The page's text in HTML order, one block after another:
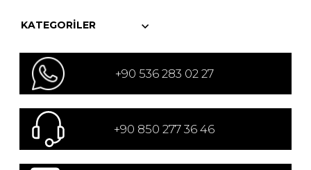
KATEGORILER
+90 536 283 02 27
+90 850 277 36 46